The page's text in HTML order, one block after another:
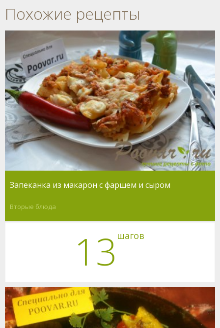
Похожие рецепты
Запеканка из макарон с фаршем и сыром
Вторые блюда
13 шагов